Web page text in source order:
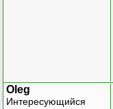
Oleg
Интересующийся